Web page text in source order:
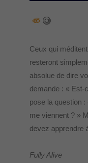
Ceux qui
resteront
absolue de dire
demande : « Est-
pose la question
me viennent ? »
devez apprendre
Fully Alive